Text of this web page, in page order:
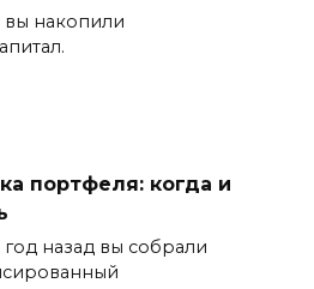
вы накопили
портфеля: когда и
год назад вы собрали